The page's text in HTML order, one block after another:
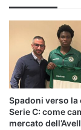
Spadoni verso la
Serie C: come
mercato